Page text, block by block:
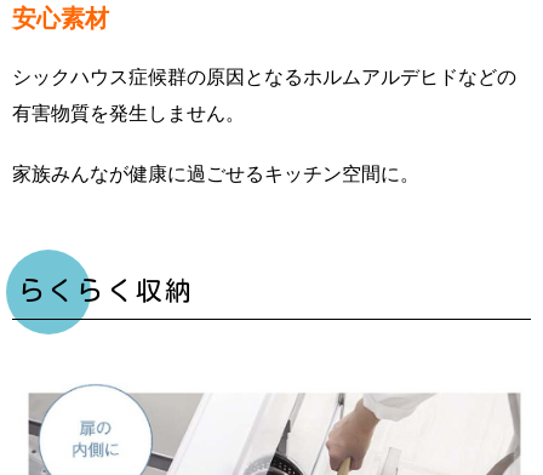
安心素材
シックハウス症候群の原因となるホルムアルデヒドなどの
有害物質を発生しません。
家族みんなが健康に過ごせるキッチン空間に。
らくらく収納